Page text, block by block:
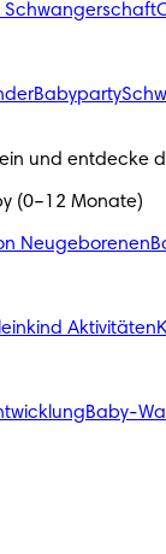
Schwangerschaft
Babyparty
und entdecke
(0–12 Monate)
Neugeborenen
Aktivitäten
Baby-